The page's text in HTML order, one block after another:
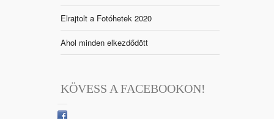
Elrajtolt a Fotóhetek 2020
Ahol minden elkezdődött
KÖVESS A FACEBOOKON!